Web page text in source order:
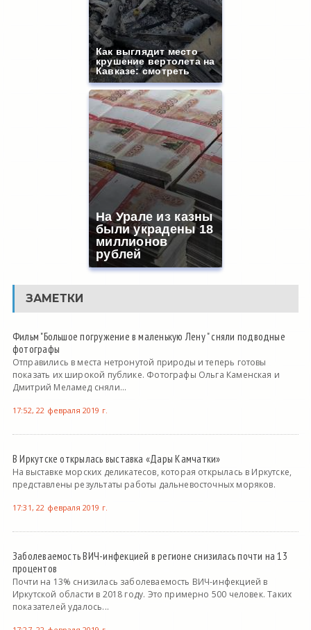
Как выглядит место
крушение вертолета на
Кавказе: смотреть
На Урале из казны
были украдены 18
миллионов
рублей
ЗАМЕТКИ
Фильм "Большое погружение в маленькую Лену " сняли подводные
фотографы
Отправились в места нетронутой природы и теперь готовы
показать их широкой публике. Фотографы Ольга Каменская и
Дмитрий Меламед сняли...
17:52, 22 февраля 2019 г.
В Иркутске открылась выставка «Дары Камчатки»
На выставке морских деликатесов, которая открылась в Иркутске,
представлены результаты работы дальневосточных моряков.
17:31, 22 февраля 2019 г.
Заболеваемость ВИЧ-инфекцией в регионе снизилась почти на 13
процентов
Почти на 13% снизилась заболеваемость ВИЧ-инфекцией в
Иркутской области в 2018 году. Это примерно 500 человек. Таких
показателей удалось...